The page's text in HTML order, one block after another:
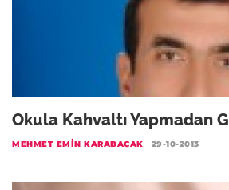
Okula Kahvaltı Yapmadan
MEHMET EMIN KARABACAK 29-10-2013